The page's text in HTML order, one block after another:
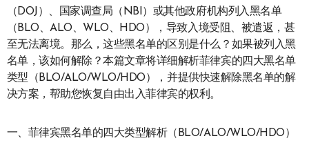
（DOJ）、国家调查局（NBI）或其他政府机构列入黑名单
（BLO、ALO、WLO、HDO），导致入境受阻、被遣返，甚
至无法离境。那么，这些黑名单的区别是什么？如果被列入黑
名单，该如何解除？本篇文章将详细解析菲律宾的四大黑名单
类型（BLO/ALO/WLO/HDO），并提供快速解除黑名单的解
决方案，帮助您恢复自由出入菲律宾的权利。
一、菲律宾黑名单的四大类型解析（BLO/ALO/WLO/HDO）